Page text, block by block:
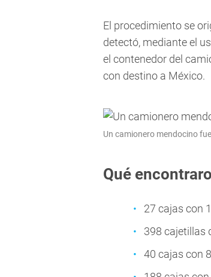
El procedimiento se
detectó, mediante el
el contenedor del
con destino a México.
Un camionero mendocino
Qué
27 cajas con
398 cajetillas
40 cajas con